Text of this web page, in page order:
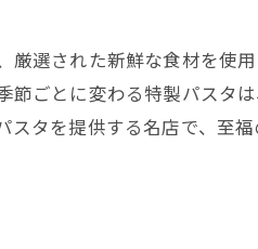
報選された新鮮な食材を使
ごとに変わる特製パスタ
タを提供する名店で、至